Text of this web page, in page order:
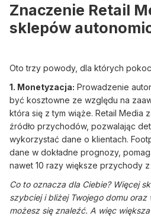
Znaczenie Retail
sklepów
Oto trzy powody, dla których
1. Monetyzacja: Prowadzenie
być kosztowne ze względu na
która się z tym wiąże. Retail Media
źródło przychodów, pozwalając
wykorzystać dane o klientach.
dane w dokładne prognozy,
nawet 10 razy większe przychody z
Co to oznacza dla Ciebie? Więcej
szybciej i bliżej Twojego domu
możesz się znaleźć. A więc